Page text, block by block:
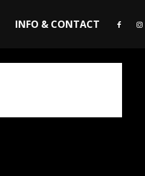
INFO & CONTACT